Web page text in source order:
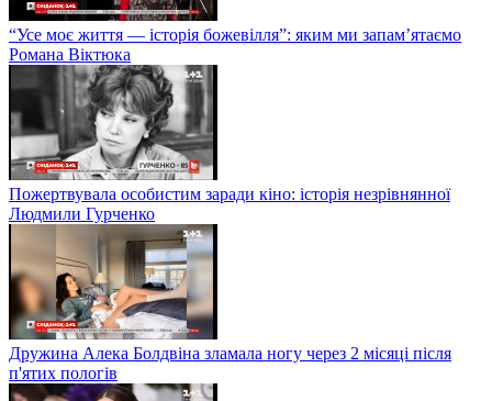
“Усе моє життя — історія божевілля”: яким ми запам’ятаємо
Романа Віктюка
Пожертвувала особистим заради кіно: історія незрівнянної
Людмили Гурченко
Дружина Алека Болдвіна зламала ногу через 2 місяці після
п'ятих пологів